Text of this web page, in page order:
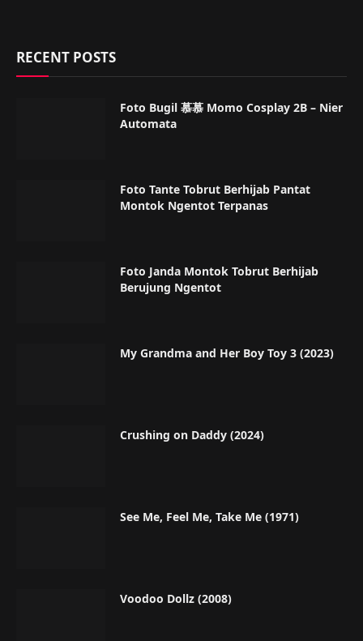
RECENT POSTS
Foto Bugil 慕慕 Momo Cosplay 2B – Nier
Automata
Foto Tante Tobrut Berhijab Pantat
Montok Ngentot Terpanas
Foto Janda Montok Tobrut Berhijab
Berujung Ngentot
My Grandma and Her Boy Toy 3 (2023)
Crushing on Daddy (2024)
See Me, Feel Me, Take Me (1971)
Voodoo Dollz (2008)